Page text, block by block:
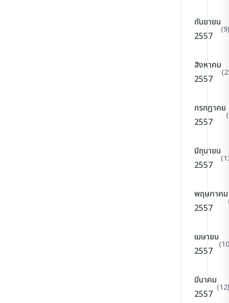
กันยายน
2557
(9)
สิงหาคม
2557
กรกฎาคม
2557
มิถุนายน
2557
พฤษภาคม
2557
เมษายน
2557
มีนาคม
2557
(12)